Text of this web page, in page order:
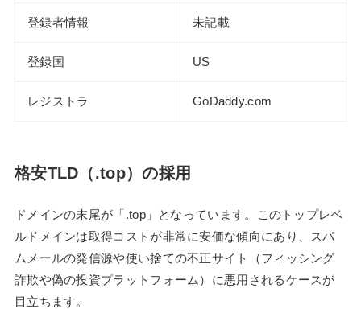
登録者情報 未記載
登録国 US
レジストラ GoDaddy.com
格安TLD（.top）の採用
ドメインの末尾が「.top」となっています。このトップレベ
ルドメインは取得コストが非常に安価な傾向にあり、スパ
ムメールの発信源や使い捨ての不正サイト（フィッシング
詐欺や偽の投資プラットフォーム）に悪用されるケースが
目立ちます。